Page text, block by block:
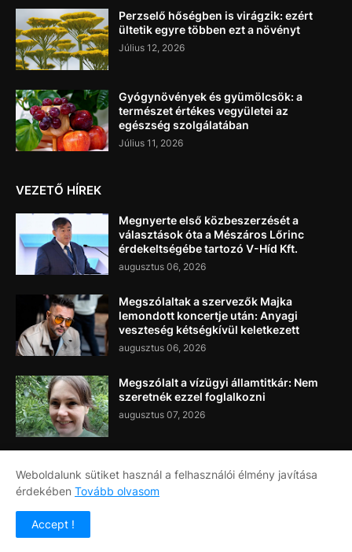
Perzselő hőségben is virágzik: ezért
ültetik egyre többen ezt a növényt
Július 12, 2026
Gyógynövények és gyümölcsök: a
természet értékes vegyületei az
egészség szolgálatában
Július 11, 2026
VEZETŐ HÍREK
Megnyerte első közbeszerzését a
választások óta a Mészáros Lőrinc
érdekeltségébe tartozó V-Híd Kft.
augusztus 06, 2026
Megszólaltak a szervezők Majka
lemondott koncertje után: Anyagi
veszteség kétségkívül keletkezett
augusztus 06, 2026
Megszólalt a vízügyi államtitkár: Nem
szeretnék ezzel foglalkozni
augusztus 07, 2026
Címlap Rólunk
Weboldalunk sütiket használ a felhasználói élmény javítása
érdekében Tovább olvasom
Accept !